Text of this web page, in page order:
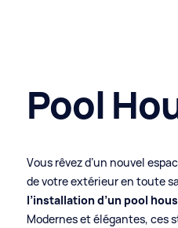
Pool
Vous rêvez d’un nouvel
de votre extérieur en toute
l’installation d’un pool
Modernes et élégantes, ces